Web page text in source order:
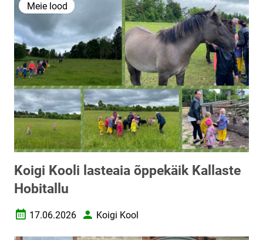
Meie lood
Koigi Kooli lasteaia õppekäik Kallaste
Hobitallu
Loomise kuupäev
17.06.2026 AutorKoigi Kool